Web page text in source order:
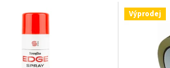
Výprodej